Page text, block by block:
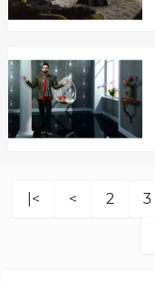
|< < 2 3